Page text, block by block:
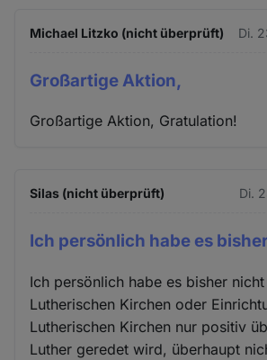
Michael Litzko (nicht überprüft) Di.
Großartige Aktion,
Großartige Aktion, Gratulation!
Silas (nicht überprüft) Di.
Ich persönlich habe es bisher
Ich persönlich habe es bisher
Lutherischen Kirchen oder
Lutherischen Kirchen nur positiv
Luther geredet wird, überhaupt